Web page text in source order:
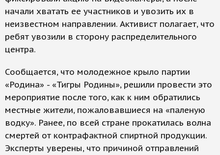
начали хватать ее участников и увозить их в
неизвестном направлении. Активист полагает, что
ребят увозили в сторону распределительного
центра.
Сообщается, что молодежное крыло партии
«Родина» - «Тигры Родины», решили провести это
мероприятие после того, как к ним обратились
местные жители, пожаловавшиеся на «паленую
водку». Ранее, по всей стране прокатилась волна
смертей от контрафактной спиртной продукции.
Эксперты уверены, что причиной отправлений